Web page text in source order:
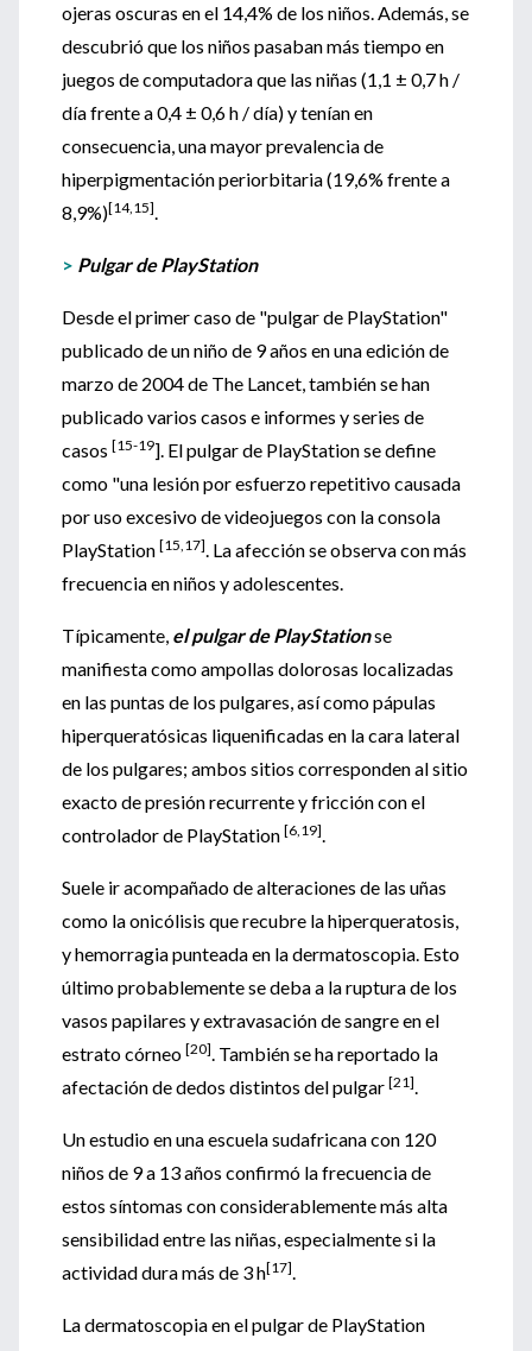
ojeras oscuras en el 14,4% de los niños. Además, se
descubrió que los niños pasaban más tiempo en
juegos de computadora que las niñas (1,1 ± 0,7 h /
día frente a 0,4 ± 0,6 h / día) y tenían en
consecuencia, una mayor prevalencia de
hiperpigmentación periorbitaria (19,6% frente a
8,9%)[14,15].
> Pulgar de PlayStation
Desde el primer caso de "pulgar de PlayStation"
publicado de un niño de 9 años en una edición de
marzo de 2004 de The Lancet, también se han
publicado varios casos e informes y series de
casos [15-19]. El pulgar de PlayStation se define
como "una lesión por esfuerzo repetitivo causada
por uso excesivo de videojuegos con la consola
PlayStation [15,17]. La afección se observa con más
frecuencia en niños y adolescentes.
Típicamente, el pulgar de PlayStationse
manifiesta como ampollas dolorosas localizadas
en las puntas de los pulgares, así como pápulas
hiperqueratósicas liquenificadas en la cara lateral
de los pulgares; ambos sitios corresponden al sitio
exacto de presión recurrente y fricción con el
controlador de PlayStation [6,19].
Suele ir acompañado de alteraciones de las uñas
como la onicólisis que recubre la hiperqueratosis,
y hemorragia punteada en la dermatoscopia. Esto
último probablemente se deba a la ruptura de los
vasos papilares y extravasación de sangre en el
estrato córneo [20]. También se ha reportado la
afectación de dedos distintos del pulgar [21].
Un estudio en una escuela sudafricana con 120
niños de 9 a 13 años confirmó la frecuencia de
estos síntomas con considerablemente más alta
sensibilidad entre las niñas, especialmente si la
actividad dura más de 3 h[17].
La dermatoscopia en el pulgar de PlayStation